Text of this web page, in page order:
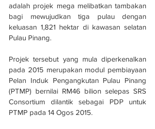
adalah projek mega melibatkan tambakan
bagi mewujudkan tiga pulau dengan
keluasan 1,821 hektar di kawasan selatan
Pulau Pinang.
Projek tersebut yang mula diperkenalkan
pada 2015 merupakan modul pembiayaan
Pelan Induk Pengangkutan Pulau Pinang
(PTMP) bernilai RM46 bilion selepas SRS
Consortium dilantik sebagai PDP untuk
PTMP pada 14 Ogos 2015.